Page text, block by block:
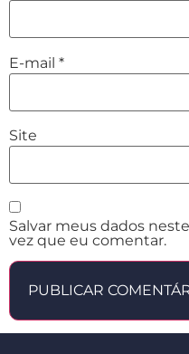
E-mail *
Site
Salvar meus dados
vez que eu comentar.